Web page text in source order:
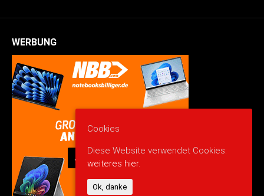
WERBUNG
Cookies
Diese Website verwendet Cookies:
weiteres hier.
Ok, danke